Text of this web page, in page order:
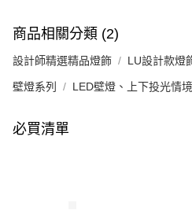
商品相關分類 (2)
設計師精選精品燈飾 LU設計款燈
壁燈系列 LED壁燈、上下投光情
必買清單